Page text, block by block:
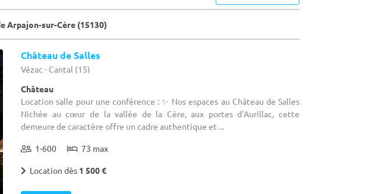
Arpajon-sur-Cère (15130)
Château de Salles
Vézac - Cantal (15)
Château
Location salle pour une conférence : ✨ Nos espaces au Château de Salles
Nichée au cœur de la vallée de la Cère, aux portes d’Aurillac, cette
demeure de caractère offre un cadre authentique et ...
1-600 73 max
Location dès 1 500 €